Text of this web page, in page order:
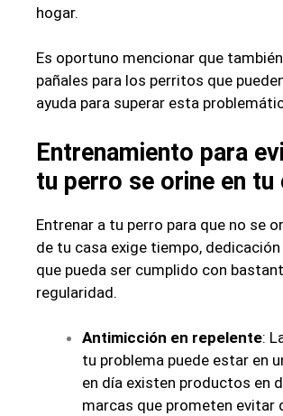
hogar.
Es oportuno mencionar que
pañales para los perritos que
ayuda para superar esta
Entrenamiento para
tu perro se orine en tu
Entrenar a tu perro para que no se
de tu casa exige tiempo, dedicación
que pueda ser cumplido con
regularidad.
Antimicción en repelente:
tu problema puede estar en
en día existen productos en
marcas que prometen evitar